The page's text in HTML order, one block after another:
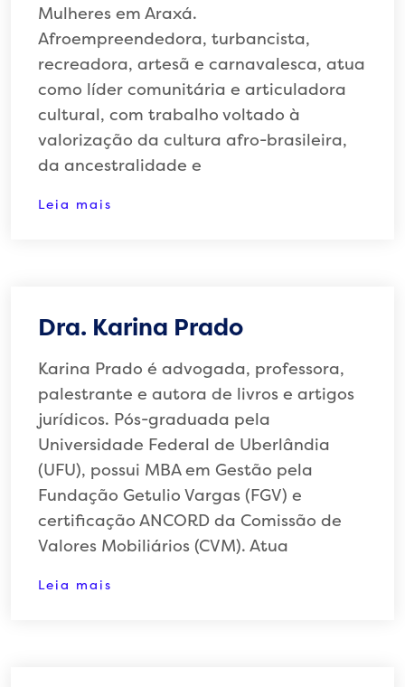
Mulheres em Araxá.
Afroempreendedora, turbancista,
recreadora, artesã e carnavalesca, atua
como líder comunitária e articuladora
cultural, com trabalho voltado à
valorização da cultura afro-brasileira,
da ancestralidade e
Leia mais
Dra. Karina Prado
Karina Prado é advogada, professora,
palestrante e autora de livros e artigos
jurídicos. Pós-graduada pela
Universidade Federal de Uberlândia
(UFU), possui MBA em Gestão pela
Fundação Getulio Vargas (FGV) e
certificação ANCORD da Comissão de
Valores Mobiliários (CVM). Atua
Leia mais